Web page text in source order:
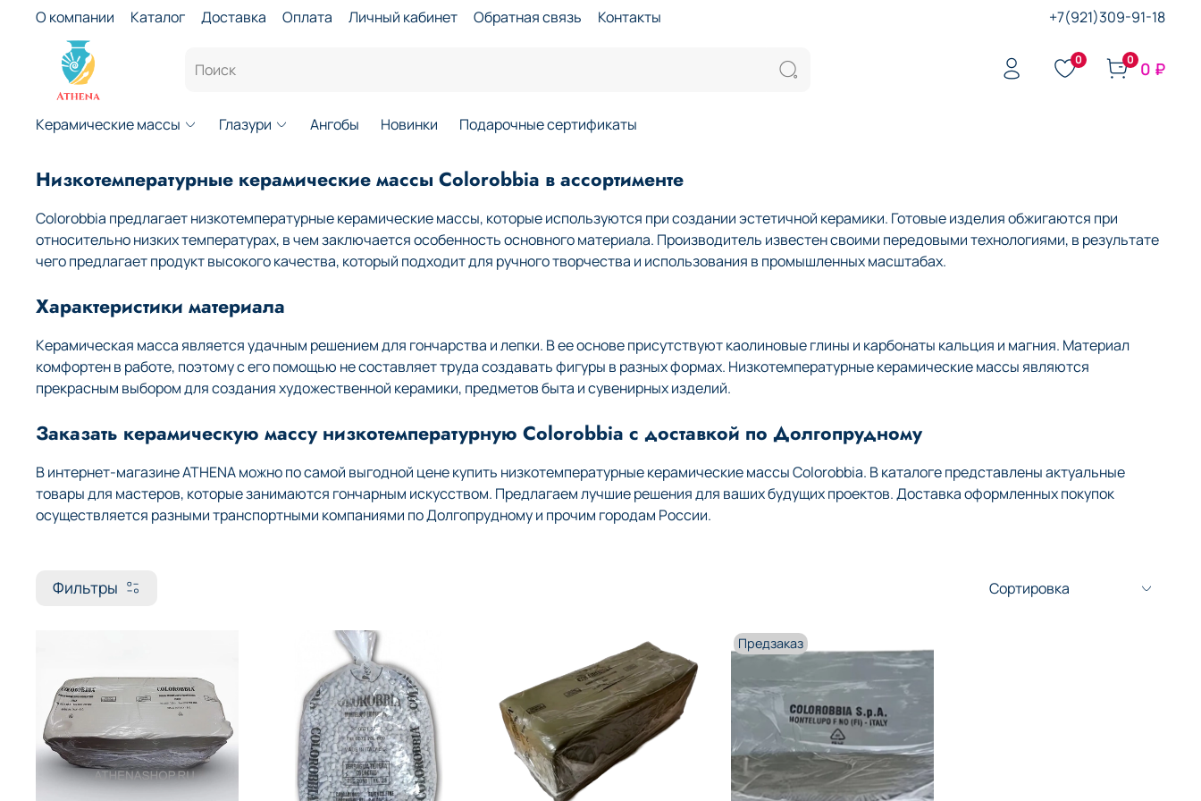
О компании Каталог Доставка Оплата Личный кабинет Обратная связь Контакты +7(921)309-91-18
0 0 0 ₽
Керамические массы Глазури Ангобы Новинки Подарочные сертификаты
Низкотемпературные керамические массы Colorobbia в ассортименте
Colorobbia предлагает низкотемпературные керамические массы, которые используются при создании эстетичной керамики. Готовые изделия обжигаются при
относительно низких температурах, в чем заключается особенность основного материала. Производитель известен своими передовыми технологиями, в результате
чего предлагает продукт высокого качества, который подходит для ручного творчества и использования в промышленных масштабах.
Характеристики материала
Керамическая масса является удачным решением для гончарства и лепки. В ее основе присутствуют каолиновые глины и карбонаты кальция и магния. Материал
комфортен в работе, поэтому с его помощью не составляет труда создавать фигуры в разных формах. Низкотемпературные керамические массы являются
прекрасным выбором для создания художественной керамики, предметов быта и сувенирных изделий.
Заказать керамическую массу низкотемпературную Colorobbia с доставкой по Долгопрудному
В интернет-магазине ATHENA можно по самой выгодной цене купить низкотемпературные керамические массы Colorobbia. В каталоге представлены актуальные
товары для мастеров, которые занимаются гончарным искусством. Предлагаем лучшие решения для ваших будущих проектов. Доставка оформленных покупок
осуществляется разными транспортными компаниями по Долгопрудному и прочим городам России.
Фильтры
Предзаказ